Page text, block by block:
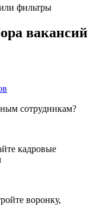
фильтры
вакансий
сотрудникам?
кадровые
воронку,